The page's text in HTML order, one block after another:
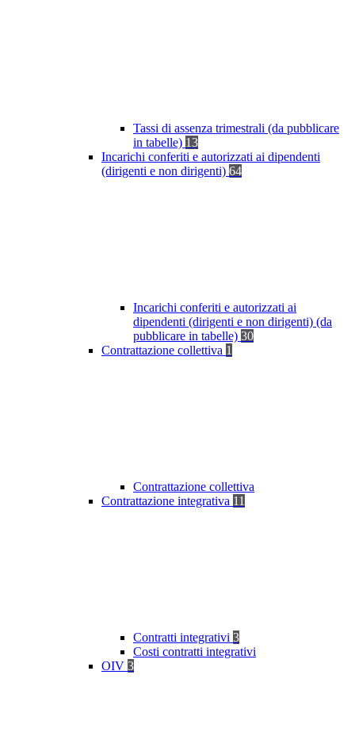
Tassi di assenza trimestrali (da pubblicare
in tabelle) 13
Incarichi conferiti e autorizzati ai dipendenti
(dirigenti e non dirigenti) 64
Incarichi conferiti e autorizzati ai
dipendenti (dirigenti e non dirigenti) (da
pubblicare in tabelle) 30
Contrattazione collettiva 1
Contrattazione collettiva
Contrattazione integrativa 11
Contratti integrativi 3
Costi contratti integrativi
OIV 3